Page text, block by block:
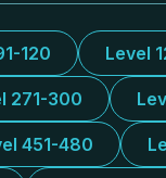
120 Level
271-300
451-480